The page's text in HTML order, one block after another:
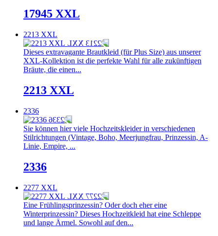
17945 XXL
2213 XXL
Dieses extravagante Brautkleid (für Plus Size) aus unserer
XXL-Kollektion ist die perfekte Wahl für alle zukünftigen
Bräute, die einen...
2213 XXL
2336
Sie können hier viele Hochzeitskleider in verschiedenen
Stilrichtungen (Vintage, Boho, Meerjungfrau, Prinzessin, A-
Linie, Empire, ...
2336
2277 XXL
Eine Frühlingsprinzessin? Oder doch eher eine
Winterprinzessin? Dieses Hochzeitkleid hat eine Schleppe
und lange Ärmel. Sowohl auf den...